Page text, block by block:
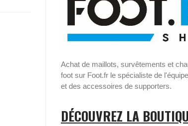
Achat de maillots, survêtements et
foot sur Foot.fr le spécialiste de
et des accessoires de supporters.
DÉCOUVREZ LA